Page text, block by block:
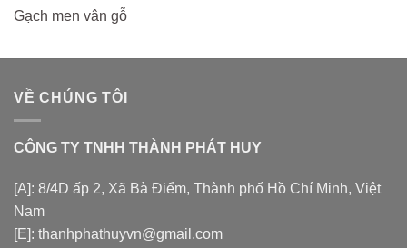
Gạch men vân gỗ
VỀ CHÚNG TÔI
CÔNG TY TNHH THÀNH PHÁT HUY
[A]: 8/4D ấp 2, Xã Bà Điểm, Thành phố Hồ Chí Minh, Việt
Nam
[E]: thanhphathuyvn@gmail.com